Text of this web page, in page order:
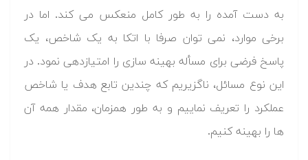
به دست آمده را به طور کامل منعکس می کند. اما در
برخی موارد، نمی توان صرفا با اتکا به یک شاخص، یک
پاسخ فرضی برای مسأله بهینه سازی را امتیازدهی نمود. در
این نوع مسائل، ناگزیریم که چندین تابع هدف یا شاخص
عملکرد را تعریف نماییم و به طور همزمان، مقدار همه آن
ها را بهینه کنیم.